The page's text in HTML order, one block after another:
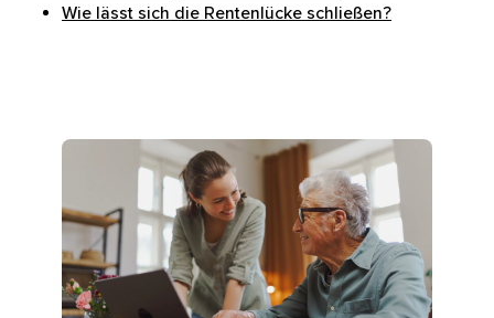
Wie lässt sich die Rentenlücke schließen?
Tochter und Vater mit grauen Haaren arbeiten